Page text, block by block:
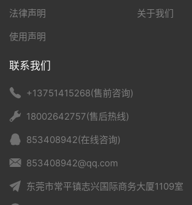
法律声明
使用声明
关于我们
联系我们
+13751415268(售前咨询)
18002642757(售后热线)
853408942(在线咨询)
853408942@qq.com
东莞市常平镇志兴国际商务大厦1109室